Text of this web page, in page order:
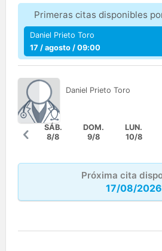
Primeras citas disponibles
Daniel Prieto Toro
17 / agosto / 09:00
Daniel Prieto Toro
SÁB.
8/8
DOM.
9/8
LUN.
10/8
Próxima cita
17/08/2026